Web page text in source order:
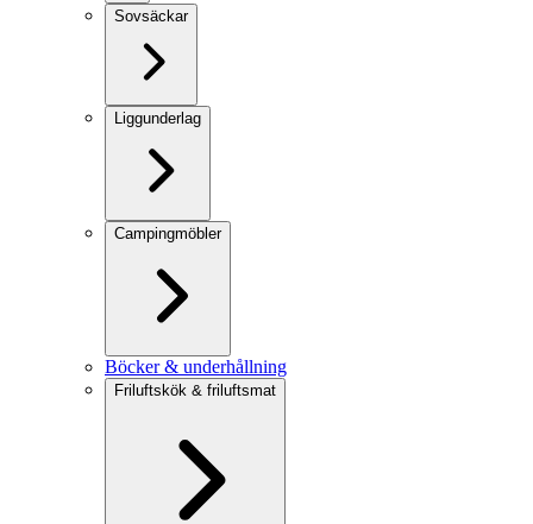
Sovsäckar
Liggunderlag
Campingmöbler
Böcker & underhållning
Friluftskök & friluftsmat